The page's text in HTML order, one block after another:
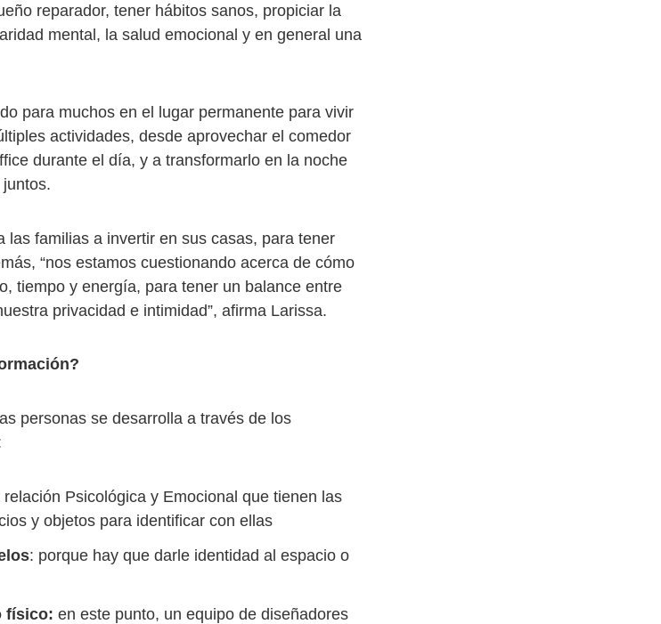
reparador, tener hábitos sanos, propiciar la
mental, la salud emocional y en general una
para muchos en el lugar permanente para vivir
actividades, desde aprovechar el comedor
durante el día, y a transformarlo en la noche
las familias a invertir en sus casas, para tener
“nos estamos cuestionando acerca de cómo
tiempo y energía, para tener un balance entre
privacidad e intimidad”, afirma Larissa.
personas se desarrolla a través de los
Psicológica y Emocional que tienen las
y objetos para identificar con ellas
: porque hay que darle identidad al espacio o
físico: en este punto, un equipo de diseñadores